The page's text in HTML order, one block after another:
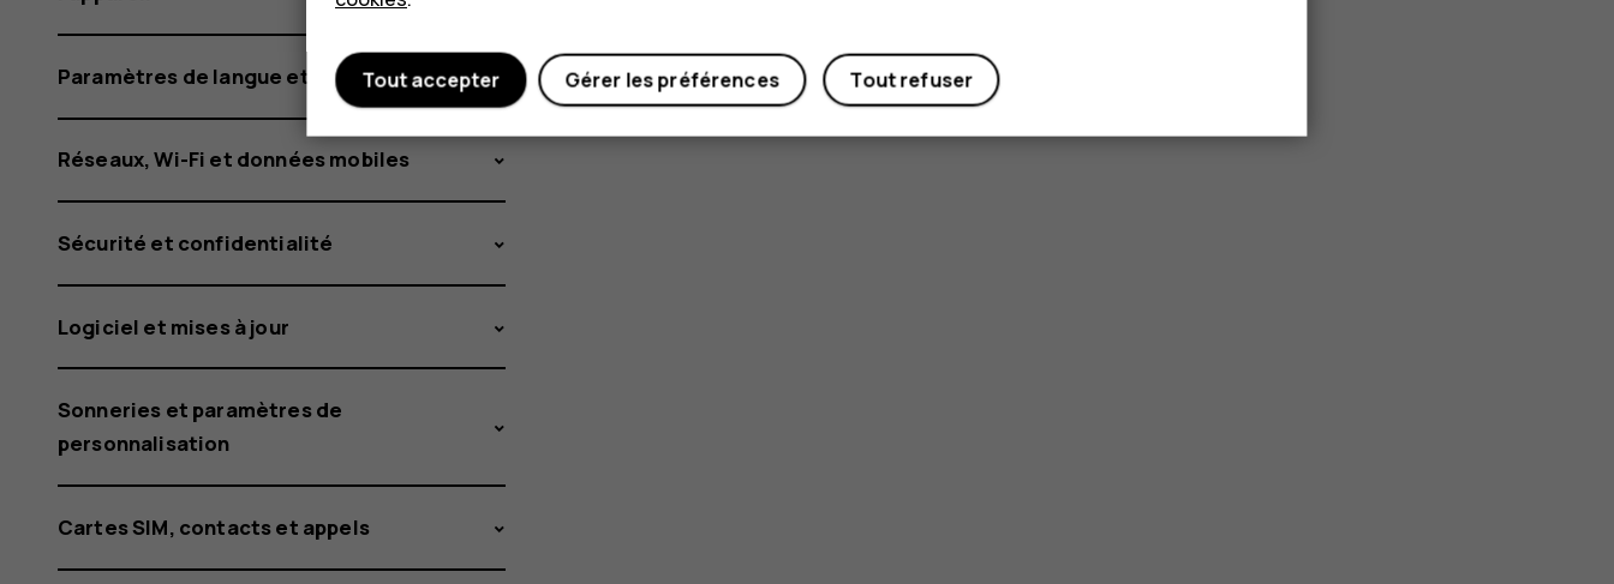
Paramètres de langue et de saisie
Réseaux, Wi-Fi et données mobiles
Sécurité et confidentialité
Logiciel et mises à jour
Sonneries et paramètres de
personnalisation
Cartes SIM, contacts et appels
Tout refuser
Gérer les préférences
Tout accepter